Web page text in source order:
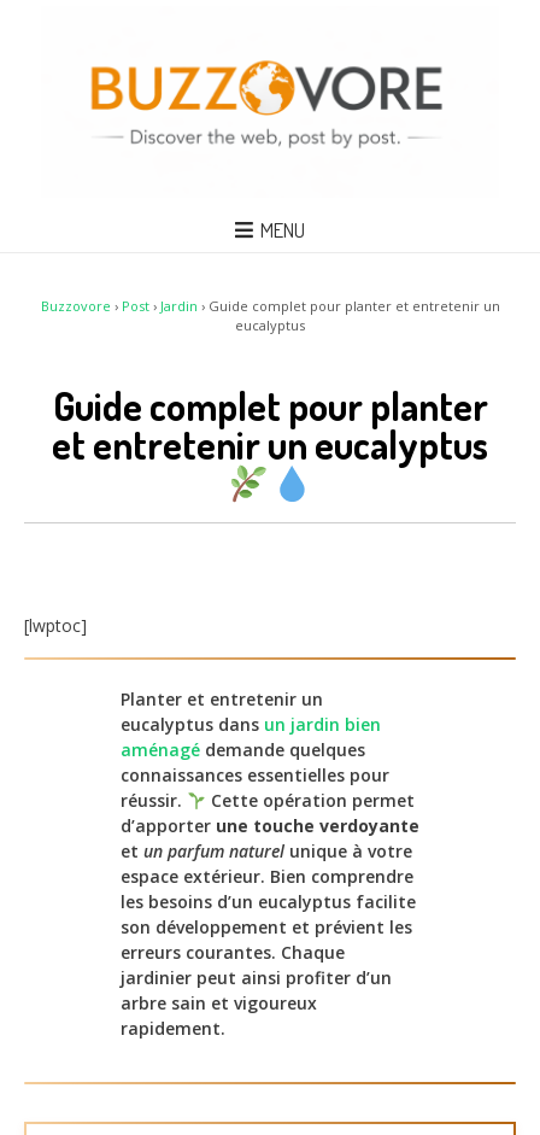
MENU
Buzzovore › Post› Jardin › Guide complet pour planter et entretenir un
eucalyptus
Guide complet pour planter
et entretenir un eucalyptus
[lwptoc]
Planter et entretenir un
eucalyptus dans un jardin bien
aménagé demande quelques
connaissances essentielles pour
réussir.
Cette opération permet
d’apporter une touche verdoyante
et un parfum naturel unique à votre
espace extérieur. Bien comprendre
les besoins d’un eucalyptus facilite
son développement et prévient les
erreurs courantes. Chaque
jardinier peut ainsi profiter d’un
arbre sain et vigoureux
rapidement.